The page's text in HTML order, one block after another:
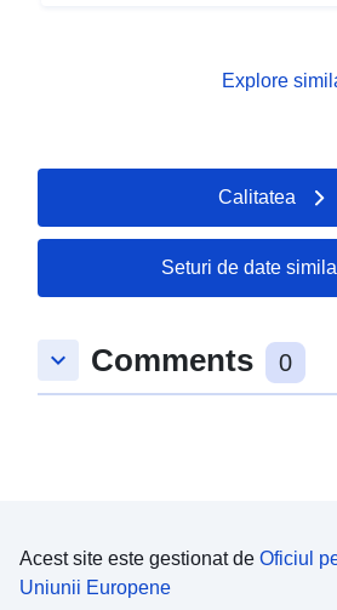
Explore
Calitatea
Seturi de date
keyboard_arrow_down Comments 0
Acest site este gestionat de Oficiul
Uniunii Europene